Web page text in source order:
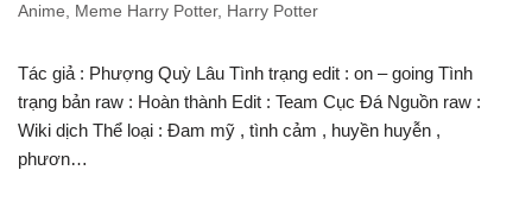
Anime, Meme Harry Potter, Harry Potter
Tác giả : Phượng Quỳ Lâu Tình trạng edit : on – going Tình
trạng bản raw : Hoàn thành Edit : Team Cục Đá Nguồn raw :
Wiki dịch Thể loại : Đam mỹ , tình cảm , huyền huyễn ,
phươn…